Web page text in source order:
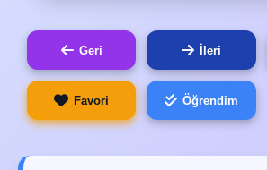
Geri İleri
Favori Öğrendim